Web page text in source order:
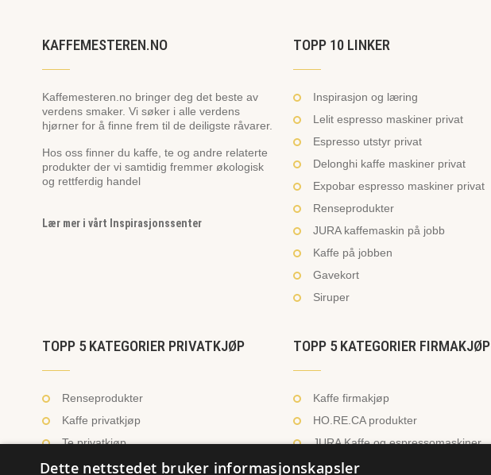
KAFFEMESTEREN.NO
Kaffemesteren.no bringer deg det beste av
verdens smaker. Vi søker i alle verdens
hjørner for å finne frem til de deiligste råvarer.
Hos oss finner du kaffe, te og andre relaterte
produkter der vi samtidig fremmer økologisk
og rettferdig handel
Lær mer i vårt Inspirasjonssenter
TOPP 10 LINKER
Inspirasjon og læring
Lelit espresso maskiner privat
Espresso utstyr privat
Delonghi kaffe maskiner privat
Expobar espresso maskiner privat
Renseprodukter
JURA kaffemaskin på jobb
Kaffe på jobben
Gavekort
Siruper
TOPP 5 KATEGORIER PRIVATKJØP
Renseprodukter
Kaffe privatkjøp
Te privatkjøp
Kaffe utstyr
TOPP 5 KATEGORIER FIRMAKJØP
Kaffe firmakjøp
HO.RE.CA produkter
JURA Kaffe og espressomaskiner
Ingredienser og tilbehør
Dette nettstedet bruker informasjonskapsler